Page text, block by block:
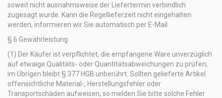
soweit nicht ausnahmsweise der Liefertermin verbindlich
zugesagt wurde. Kann die Regellieferzeit nicht eingehalten
werden, informieren wir Sie automatisch per E-Mail
§ 6 Gewährleistung
(1) Der Käufer ist verpflichtet, die empfangene Ware unverzüglich
auf etwaige Qualitäts- oder Quantitätsabweichungen zu prüfen;
im Übrigen bleibt § 377 HGB unberührt. Sollten gelieferte Artikel
offensichtliche Material-, Herstellungsfehler oder
Transportschäden aufweisen, so melden Sie bitte solche Fehler